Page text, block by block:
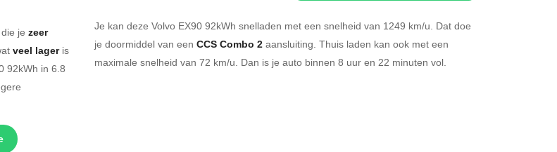
je zeer
veel lageris
92kWh in 6.8
Je kan deze Volvo EX90 92kWh snelladen met een snelheid van 1249 km/u. Dat doe
je doormiddel van een CCS Combo 2 aansluiting. Thuis laden kan ook met een
maximale snelheid van 72 km/u. Dan is je auto binnen 8 uur en 22 minuten vol.